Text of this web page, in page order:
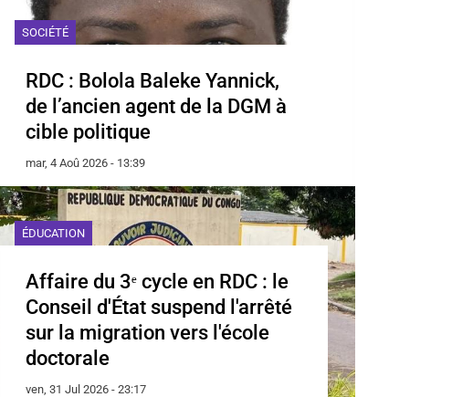
SOCIÉTÉ
RDC : Bolola Baleke Yannick,
de l’ancien agent de la DGM à
cible politique
mar, 4 Aoû 2026 - 13:39
ÉDUCATION
Affaire du 3ᵉ cycle en RDC : le
Conseil d'État suspend l'arrêté
sur la migration vers l'école
doctorale
ven, 31 Jul 2026 - 23:17